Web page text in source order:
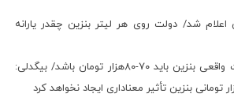
شد/ دولت روی هر لیتر بنزین چقدر یارانه
نماینده اهواز: قیمت واقعی بنزین باید ۷۰-۸۰هزار تومان باشد/ بیگدلی:
تومانی بنزین تأثیر معناداری ایجاد نخواهد کرد